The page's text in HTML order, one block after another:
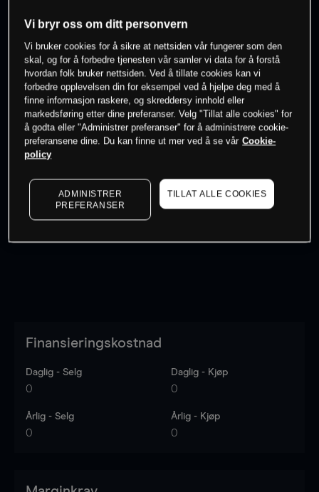
-
0% av kunder erpå dette instrumentet
Søk om konto
Log in
Finansieringskostnad
Daglig - Selg
0
Daglig - Kjøp
0
Årlig - Selg
0
Årlig - Kjøp
0
Vi bryr oss om ditt personvern
Vi bruker cookies for å sikre at nettsiden vår fungerer som den
skal, og for å forbedre tjenesten vår samler vi data for å forstå
hvordan folk bruker nettsiden. Ved å tillate cookies kan vi
forbedre opplevelsen din for eksempel ved å hjelpe deg med å
finne informasjon raskere, og skreddersy innhold eller
markedsføring etter dine preferanser. Velg "Tillat alle cookies" for
å godta eller "Administrer preferanser" for å administrere cookie-
preferansene dine. Du kan finne ut mer ved å se vår Cookie-
policy
ADMINISTRER
PREFERANSER
TILLAT ALLE COOKIES